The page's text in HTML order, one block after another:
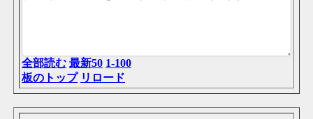
全部読む 最新50 1-100
板のトップ リロード